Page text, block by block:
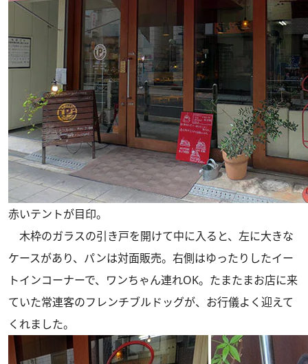
赤いテントが目印。
木枠のガラスの引き戸を開けて中に入ると、左に大きな
ケースがあり、パンは対面販売。右側はゆったりしたイー
トインコーナーで、ワンちゃん連れOK。たまたまお店に来
ていた常連客のフレンチブルドッグが、お行儀よく迎えて
くれました。